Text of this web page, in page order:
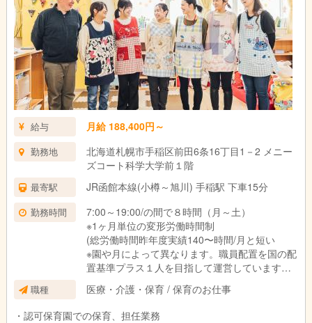
給与 月給 188,400円～
勤務地
北海道札幌市手稲区前田6条16丁目1－2 メニー
ズコート科学大学前１階
最寄駅 JR函館本線(小樽～旭川) 手稲駅 下車15分
勤務時間
7:00～19:00/の間で８時間（月～土）
※1ヶ月単位の変形労働時間制
(総労働時間昨年度実績140〜時間/月と短い
※園や月によって異なります。職員配置を国の配
置基準プラス１人を目指して運営していますの
で、勤務時間が少なく、職員のプライベートや
保育の充実を実現していきます。貴方の応募が
プラス１人の配置になる可能性があります！)
職種
医療・介護・保育 / 保育のお仕事
・認可保育園での保育、担任業務